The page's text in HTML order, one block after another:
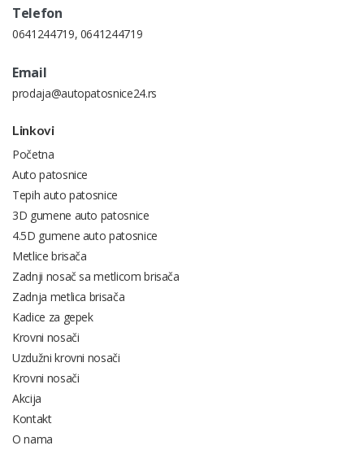
Telefon
0641244719, 0641244719
Email
prodaja@autopatosnice24.rs
Linkovi
Početna
Auto patosnice
Tepih auto patosnice
3D gumene auto patosnice
4.5D gumene auto patosnice
Metlice brisača
Zadnji nosač sa metlicom brisača
Zadnja metlica brisača
Kadice za gepek
Krovni nosači
Uzdužni krovni nosači
Krovni nosači
Akcija
Kontakt
O nama